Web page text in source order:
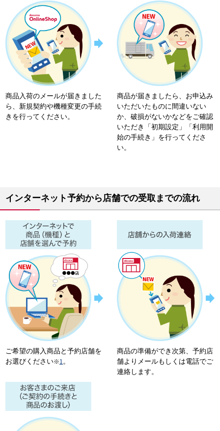
商品入荷のメールが届きました
ら、新規契約や機種変更の手続
きを行ってください。
商品が届きましたら、お申込み
いただいたものに間違いない
か、破損がないかなどをご確認
いただき「初期設定」「利用開
始の手続き」を行ってくださ
い。
インターネット予約から店舗での受取までの流れ
ご希望の購入商品と予約店舗を
お選びください※1 。
商品の準備ができ次第、予約店
舗よりメールもしくは電話でご
連絡します。